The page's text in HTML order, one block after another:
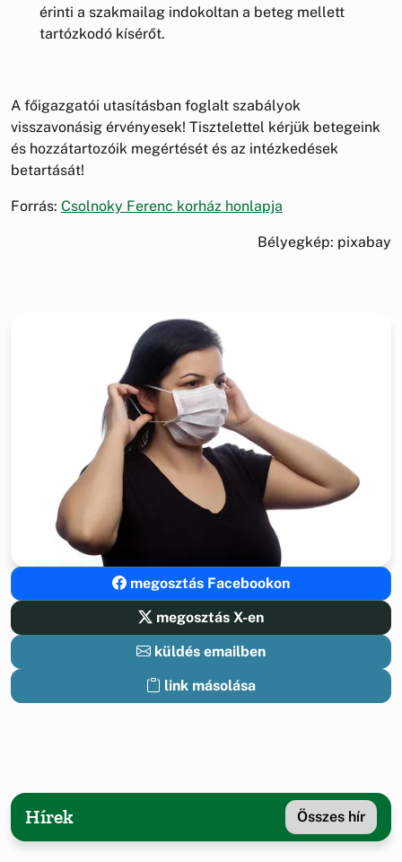
érinti a szakmailag indokoltan a beteg mellett
tartózkodó kísérőt.
A főigazgatói utasításban foglalt szabályok
visszavonásig érvényesek! Tisztelettel kérjük betegeink
és hozzátartozóik megértését és az intézkedések
betartását!
Forrás: Csolnoky Ferenc korház honlapja
Bélyegkép: pixabay
megosztás Facebookon
megosztás X-en
küldés emailben
link másolása
Hírek Összes hír